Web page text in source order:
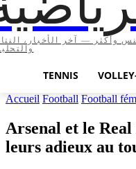
وأكثر — آخر الأخبار،
TENNIS
Accueil Football Football
Arsenal et le
leurs adieux au